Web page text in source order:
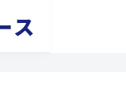
ス